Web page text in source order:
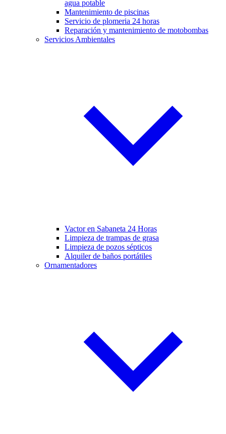
agua potable
Mantenimiento de piscinas
Servicio de plomeria 24 horas
Reparación y mantenimiento de motobombas
Servicios Ambientales
Vactor en Sabaneta 24 Horas
Limpieza de trampas de grasa
Limpieza de pozos sépticos
Alquiler de baños portátiles
Ornamentadores